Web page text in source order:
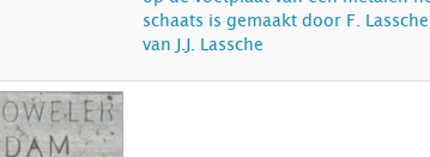
schaats is gemaakt door F.
van J.J. Lassche